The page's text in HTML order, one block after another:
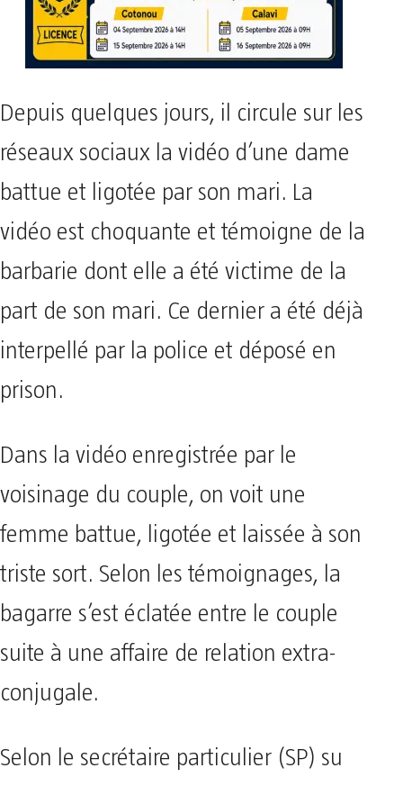
Depuis quelques jours, il circule sur les
réseaux sociaux la vidéo d’une dame
battue et ligotée par son mari. La
vidéo est choquante et témoigne de la
barbarie dont elle a été victime de la
part de son mari. Ce dernier a été déjà
interpellé par la police et déposé en
prison.
Dans la vidéo enregistrée par le
voisinage du couple, on voit une
femme battue, ligotée et laissée à son
triste sort. Selon les témoignages, la
bagarre s’est éclatée entre le couple
suite à une affaire de relation extra-
conjugale.
Selon le secrétaire particulier (SP) su